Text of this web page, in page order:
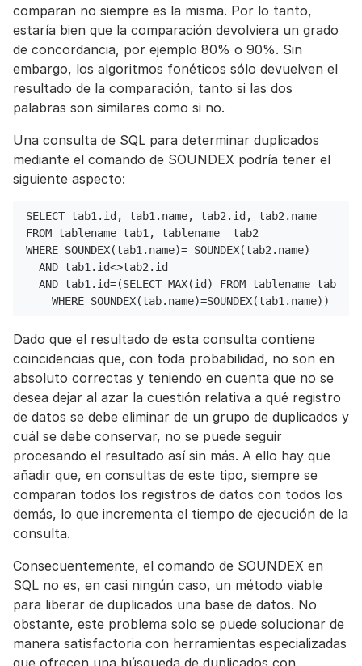
comparan no siempre es la misma. Por lo tanto,
estaría bien que la comparación devolviera un grado
de concordancia, por ejemplo 80% o 90%. Sin
embargo, los algoritmos fonéticos sólo devuelven el
resultado de la comparación, tanto si las dos
palabras son similares como si no.
Una consulta de SQL para determinar duplicados
mediante el comando de SOUNDEX podría tener el
siguiente aspecto:
SELECT tab1.id, tab1.name, tab2.id, tab2.name
FROM tablename tab1, tablename  tab2
WHERE SOUNDEX(tab1.name)= SOUNDEX(tab2.name)
  AND tab1.id<>tab2.id
  AND tab1.id=(SELECT MAX(id) FROM tablename tab
    WHERE SOUNDEX(tab.name)=SOUNDEX(tab1.name))
Dado que el resultado de esta consulta contiene
coincidencias que, con toda probabilidad, no son en
absoluto correctas y teniendo en cuenta que no se
desea dejar al azar la cuestión relativa a qué registro
de datos se debe eliminar de un grupo de duplicados y
cuál se debe conservar, no se puede seguir
procesando el resultado así sin más. A ello hay que
añadir que, en consultas de este tipo, siempre se
comparan todos los registros de datos con todos los
demás, lo que incrementa el tiempo de ejecución de la
consulta.
Consecuentemente, el comando de SOUNDEX en
SQL no es, en casi ningún caso, un método viable
para liberar de duplicados una base de datos. No
obstante, este problema solo se puede solucionar de
manera satisfactoria con herramientas especializadas
que ofrecen una búsqueda de duplicados con